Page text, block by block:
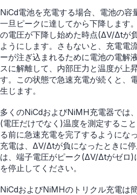
NiCd電池を充電する場合、電池の容
一旦ピークに達してから下降します
の電圧が下降し始めた時点(ΔV/Δtが
ようにします。さもないと、充電電
ーが注ぎ込まれるために電池の電解
スに解離して、内部圧力と温度が上
す。この状態で急速充電が続くと、
生じます。
多くのNiCdおよびNiMH充電器では
(電圧だけでなく)温度を測定するこ
る前に急速充電を完了するようにな
充電は、ΔV/Δtが負になったときに
は、端子電圧がピーク(ΔV/Δtがゼロ)
を停止してください。
NiCdおよびNiMHのトリクル充電は